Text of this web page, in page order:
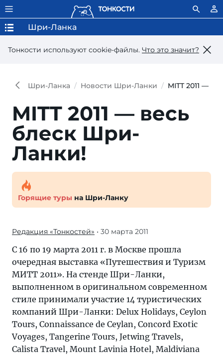
Тонкости используют сookie-файлы. Что это значит?
Шри-Ланка
Шри-Ланка Новости Шри-Ланки MITT 2011 —
MITT 2011 — весь
блеск Шри-
Ланки!
Горящие туры на Шри-Ланку
Редакция «Тонкостей» • 30 марта 2011
C 16 по 19 марта 2011 г. в Москве прошла
очередная выставка «Путешествия и Туризм
МИТТ 2011». На стенде Шри-Ланки,
выполненном в оригинальном современном
стиле принимали участие 14 туристических
компаний Шри-Ланки: Delux Holidays, Ceylon
Tours, Connaissance de Ceylan, Concord Exotic
Voyages, Tangerine Tours, Jetwing Travels,
Calista Travel, Mount Lavinia Hotel, Maldiviana